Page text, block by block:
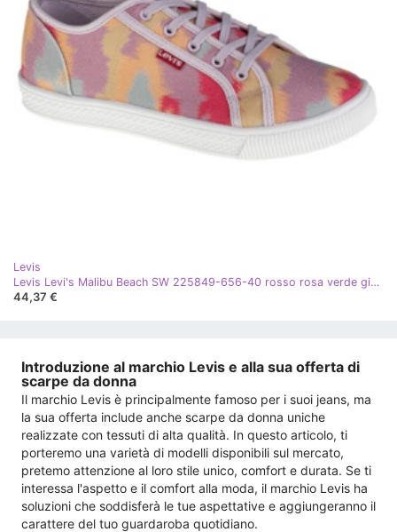
Levis
Levis Levi's Malibu Beach SW 225849-656-40 rosso rosa verde giallo
44,37 €
Introduzione al marchio Levis e alla sua offerta di
scarpe da donna
Il marchio Levis è principalmente famoso per i suoi jeans, ma
la sua offerta include anche scarpe da donna uniche
realizzate con tessuti di alta qualità. In questo articolo, ti
porteremo una varietà di modelli disponibili sul mercato,
pretemo attenzione al loro stile unico, comfort e durata. Se ti
interessa l'aspetto e il comfort alla moda, il marchio Levis ha
soluzioni che soddisferà le tue aspettative e aggiungeranno il
carattere del tuo guardaroba quotidiano.